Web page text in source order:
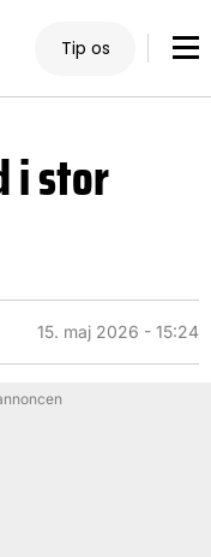
Tip os
i stor
15. maj 2026 - 15:24